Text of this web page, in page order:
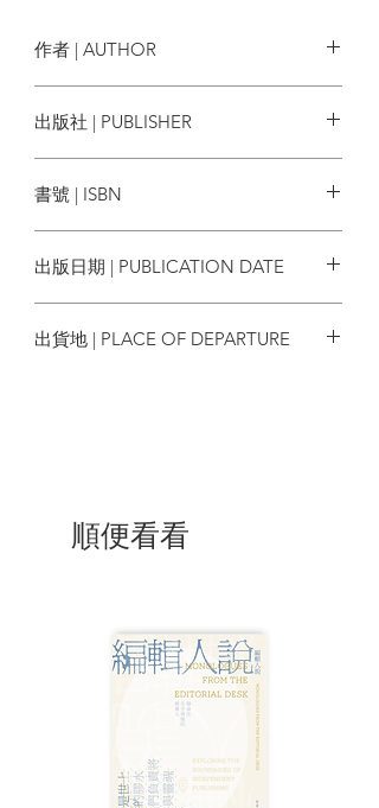
作者 | AUTHOR
譯者：蔡偉泉
出版社 | PUBLISHER
書號 | ISBN
出版日期 | PUBLICATION DATE
出貨地 | PLACE OF DEPARTURE
順便看看